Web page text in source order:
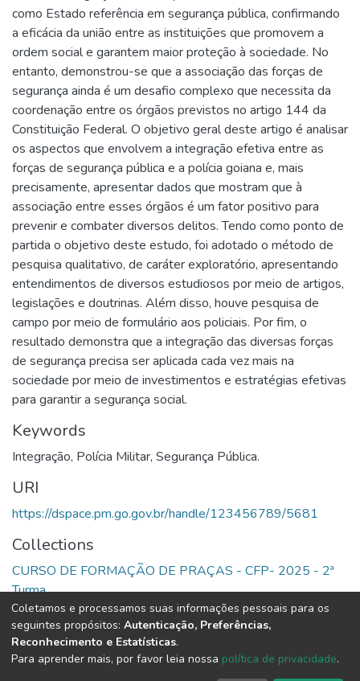
como Estado referência em segurança pública, confirmando
a eficácia da união entre as instituições que promovem a
ordem social e garantem maior proteção à sociedade. No
entanto, demonstrou-se que a associação das forças de
segurança ainda é um desafio complexo que necessita da
coordenação entre os órgãos previstos no artigo 144 da
Constituição Federal. O objetivo geral deste artigo é analisar
os aspectos que envolvem a integração efetiva entre as
forças de segurança pública e a polícia goiana e, mais
precisamente, apresentar dados que mostram que à
associação entre esses órgãos é um fator positivo para
prevenir e combater diversos delitos. Tendo como ponto de
partida o objetivo deste estudo, foi adotado o método de
pesquisa qualitativo, de caráter exploratório, apresentando
entendimentos de diversos estudiosos por meio de artigos,
legislações e doutrinas. Além disso, houve pesquisa de
campo por meio de formulário aos policiais. Por fim, o
resultado demonstra que a integração das diversas forças
de segurança precisa ser aplicada cada vez mais na
sociedade por meio de investimentos e estratégias efetivas
para garantir a segurança social.
Keywords
Integração, Polícia Militar, Segurança Pública.
URI
https://dspace.pm.go.gov.br/handle/123456789/5681
Collections
CURSO DE FORMAÇÃO DE PRAÇAS - CFP- 2025 - 2ª
Turma
Full item page
DSpace software copyright © 2002-2026 LYRASIS
Coletamos e processamos suas informações pessoais para os
seguintes propósitos: Autenticação, Preferências,
Reconhecimento e Estatísticas.
Para aprender mais, por favor leia nossa política de privacidade.